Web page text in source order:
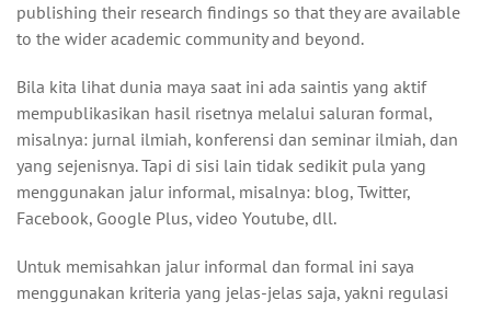
publishing their research findings so that they are available
to the wider academic community and beyond.
Bila kita lihat dunia maya saat ini ada saintis yang aktif
mempublikasikan hasil risetnya melalui saluran formal,
misalnya: jurnal ilmiah, konferensi dan seminar ilmiah, dan
yang sejenisnya. Tapi di sisi lain tidak sedikit pula yang
menggunakan jalur informal, misalnya: blog, Twitter,
Facebook, Google Plus, video Youtube, dll.
Untuk memisahkan jalur informal dan formal ini saya
menggunakan kriteria yang jelas-jelas saja, yakni regulasi